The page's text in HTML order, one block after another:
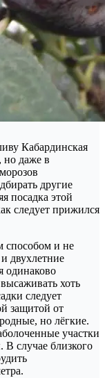
Кабардинская
но даже в
другие
посадка этой
следует прижился
способом и не
двухлетние
одинаково
хоть
следует
защитой от
но лёгкие.
участки
В случае близкого